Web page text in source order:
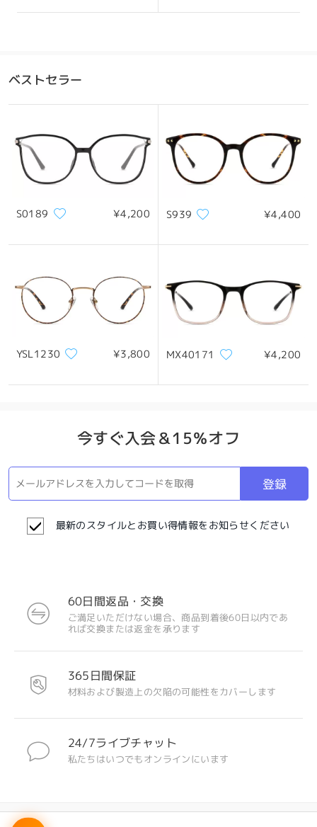
四角顔 丸顔 ハート顔 ひし形の顔 卵型の顔
製品概要
注目のデザイン
ベストセラー
S0189 ¥4,200 S939 ¥4,400
YSL1230 ¥3,800 MX40171 ¥4,200
今すぐ入会＆15％オフ
登録
最新のスタイルとお買い得情報をお知らせください
60日間返品・交換
ご満足いただけない場合、商品到着後60日以内であ
れば交換または返金を承ります
365日間保証
材料および製造上の欠陥の可能性をカバーします
24/7ライブチャット
私たちはいつでもオンラインにいます